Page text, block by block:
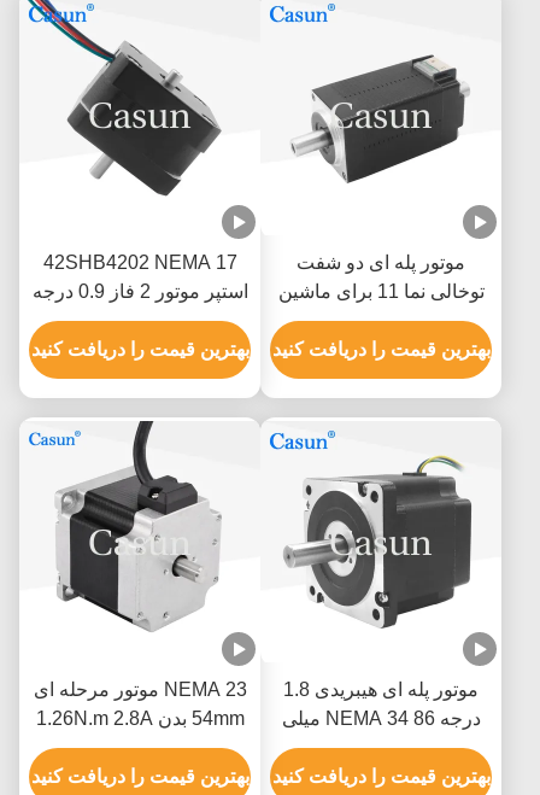
موتور پله ای دو شفت
توخالی نما 11 برای ماشین
پزشکی 28x28x38.5mm
بهترین قیمت را دریافت کنید
42SHB4202 NEMA 17
استپر موتور 2 فاز 0.9 درجه
0.8A 0.13N.M 4 سیم برای
تجهیزات هوشمند
بهترین قیمت را دریافت کنید
موتور پله ای هیبریدی 1.8
درجه NEMA 34 86 میلی
متری طول 5N.M کیت Cnc
موتور پله ای
بهترین قیمت را دریافت کنید
NEMA 23 موتور مرحله ای
54mm بدن 1.26N.m 2.8A
دو شاخه برای CNC
بهترین قیمت را دریافت کنید